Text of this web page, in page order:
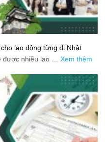
lao động từng đi Nhật
được nhiều lao … Xem thêm